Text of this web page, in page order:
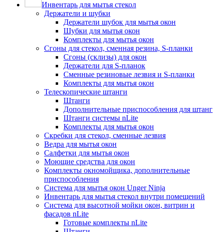
Инвентарь для мытья стекол
Держатели и шубки
Держатели шубок для мытья окон
Шубки для мытья окон
Комплекты для мытья окон
Сгоны для стекол, сменная резина, S-планки
Сгоны (склизы) для окон
Держатели для S-планок
Сменные резиновые лезвия и S-планки
Комплекты для мытья окон
Телескопические штанги
Штанги
Дополнительные приспособления для штанг
Штанги системы nLite
Комплекты для мытья окон
Скребки для стекол, сменные лезвия
Ведра для мытья окон
Салфетки для мытья окон
Моющие средства для окон
Комплекты окномойщика, дополнительные
приспособления
Система для мытья окон Unger Ninja
Инвентарь для мытья стекол внутри помещений
Система для высотной мойки окон, витрин и
фасадов nLite
Готовые комплекты nLite